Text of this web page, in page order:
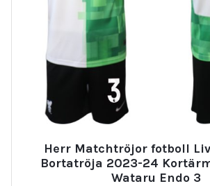
Herr Matchtröjor fotboll
Bortatröja 2023-24
Wataru Endo 3